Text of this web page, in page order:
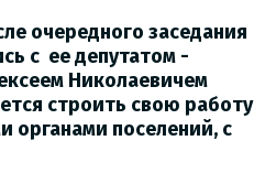
очередного заседания
с ее депутатом -
Николаевичем
строить свою работу
органами поселений, с